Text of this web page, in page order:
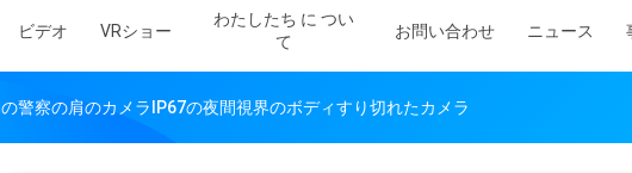
ビデオ VRショー
わたしたち に つい
て
お問い合わせ ニュース
警察の肩のカメラIP67の夜間視界のボディすり切れたカメラ